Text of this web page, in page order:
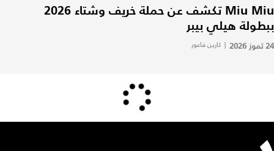
Miu Miu تكشف عن حملة خريف وشتاء 2026
ببطولة هيلي بيبر
24 تموز 2026 | كارين فاعور